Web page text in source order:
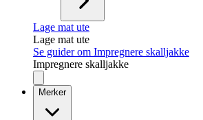
Lage mat ute
Lage mat ute
Se guider om Impregnere skalljakke
Impregnere skalljakke
Merker